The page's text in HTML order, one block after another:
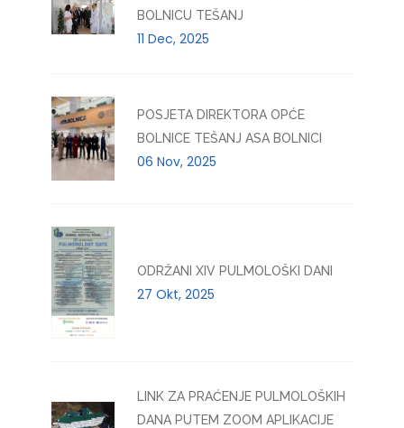
BOLNICU TEŠANJ
11 Dec, 2025
POSJETA DIREKTORA OPĆE
BOLNICE TEŠANJ ASA BOLNICI
06 Nov, 2025
ODRŽANI XIV PULMOLOŠKI DANI
27 Okt, 2025
LINK ZA PRAĆENJE PULMOLOŠKIH
DANA PUTEM ZOOM APLIKACIJE